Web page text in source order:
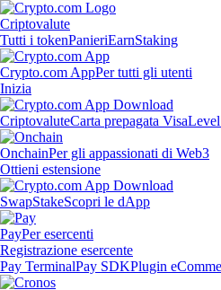
Criptovalute
Tutti i tokenPanieriEarnStaking
Crypto.com AppPer tutti gli utenti
Inizia
CriptovaluteCarta prepagata Visa
OnchainPer gli appassionati di Web3
Ottieni estensione
SwapStakeScopri le dApp
PayPer esercenti
Registrazione esercente
Pay TerminalPay SDKPlugin